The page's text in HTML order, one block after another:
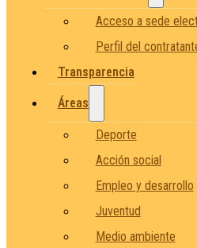
Acceso a sede
Perfil del
Transparencia
Áreas
Deporte
Acción social
Empleo y desarrollo
Juventud
Medio ambiente